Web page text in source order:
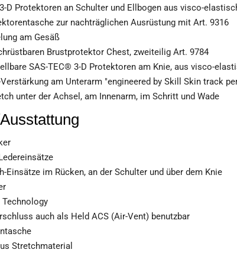
D Protektoren an Schulter und Ellbogen aus visco-
zur nachträglichen Ausrüstung mit Art. 9316
am Gesäß
Brustprotektor Chest, zweiteilig Art. 9784
SAS-TEC® 3-D Protektoren am Knie, aus visco-
am Unterarm "engineered by Skill Skin track
unter der Achsel, am Innenarm, im Schritt und Wade
Einsätze im Rücken, an der Schulter und über dem Knie
Technology
auch als Held ACS (Air-Vent) benutzbar
Stretchmaterial